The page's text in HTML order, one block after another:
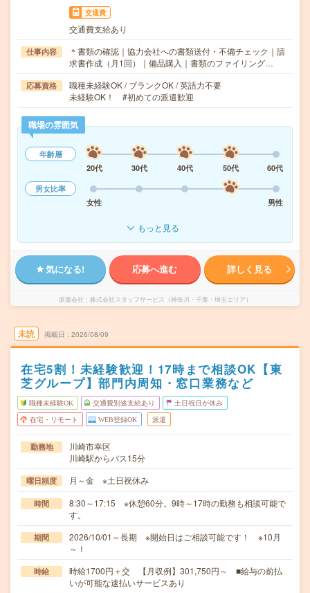
交通費
交通費支給あり
仕事内容
＊書類の確認｜協力会社への書類送付・不備チェック｜請
求書作成（月1回）｜備品購入｜書類のファイリング…
応募資格
職種未経験OK / ブランクOK / 英語力不要
未経験OK！ #初めての派遣歓迎
職場の雰囲気
年齢層
20代
30代 40代 50代
60代
男女比率
女性
男性
もっと見る
気になる! 応募へ進む 詳しく見る
派遣会社 株式会社スタッフサービス（神奈川・千葉・埼玉エリア）
未読 掲載日 2026/08/09
在宅5割！未経験歓迎！17時まで相談OK【東
芝グループ】部門内周知・窓口業務など
職種未経験OK 交通費別途支給あり 土日祝日が休み
在宅・リモート WEB登録OK 派遣
勤務地
川崎市幸区
川崎駅からバス15分
曜日頻度 月～金 ※土日祝休み
時間
8:30～17:15 ※休憩60分。9時～17時の勤務も相談可能で
す。
期間
2026/10/01～長期 ※開始日はご相談可能です！ ※10月
～！
時給
時給1700円＋交 【月収例】301,750円～ ■給与の前払
いが可能な速払いサービスあり